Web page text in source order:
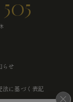
らせ
法に基づく表記